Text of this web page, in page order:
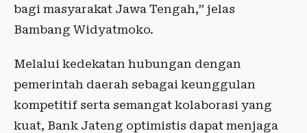
bagi masyarakat Jawa Tengah,” jelas
Bambang Widyatmoko.
Melalui kedekatan hubungan dengan
pemerintah daerah sebagai keunggulan
kompetitif serta semangat kolaborasi yang
kuat, Bank Jateng optimistis dapat menjaga